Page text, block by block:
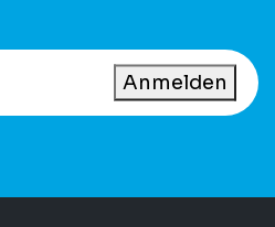
Anmelden